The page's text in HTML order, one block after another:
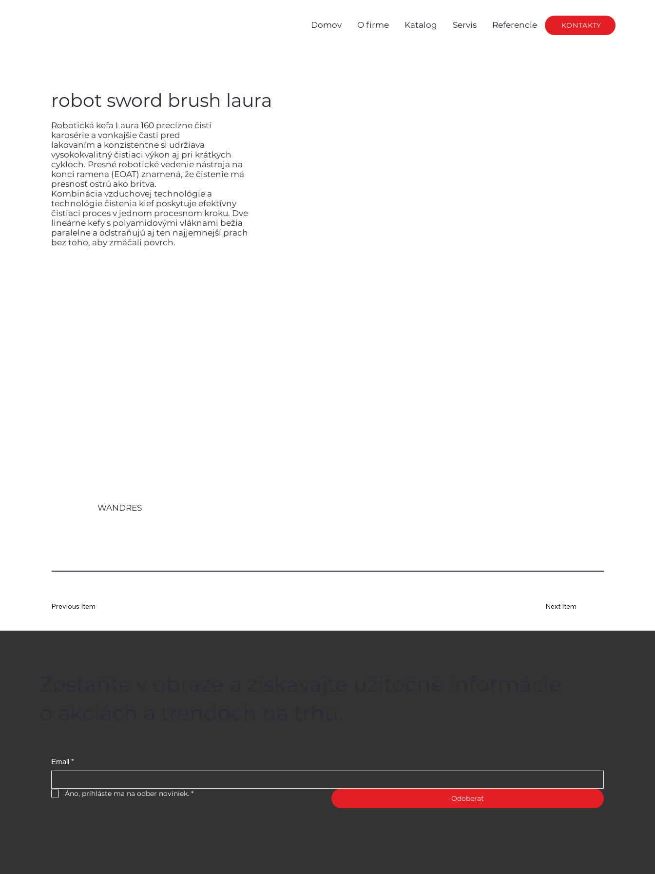
Domov O firme Katalog Servis Referencie KONTAKTY
robot sword brush laura
Robotická kefa Laura 160 precízne čistí
karosérie a vonkajšie časti pred
lakovaním a konzistentne si udržiava
vysokokvalitný čistiaci výkon aj pri krátkych
cykloch. Presné robotické vedenie nástroja na
konci ramena (EOAT) znamená, že čistenie má
presnosť ostrú ako britva.
Kombinácia vzduchovej technológie a
technológie čistenia kief poskytuje efektívny
čistiaci proces v jednom procesnom kroku. Dve
lineárne kefy s polyamidovými vláknami bežia
paralelne a odstraňujú aj ten najjemnejší prach
bez toho, aby zmáčali povrch.
WANDRES
Previous Item Next Item
Email *
Áno, prihláste ma na odber noviniek. *
Odoberať